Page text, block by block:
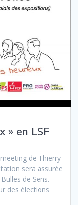
» en LSF
de Thierry
sera assurée
de Sens.
des élections